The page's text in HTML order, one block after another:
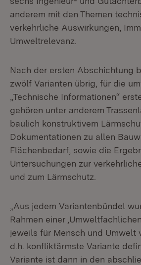
anderem mit den Themen
verkehrliche Auswirkungen,
Umweltrelevanz.
Nach der ersten Abschichtung
zwölf Varianten übrig, für die
„Technische Informationen“
gehören unter anderem
baulich konstruktivem
Dokumentationen zu allen
Flächenbedarf, sowie die
Untersuchungen zur
und zum Lärmschutz.
„Aus jedem Variantenbündel
Rahmen einer
jeweils für Mensch und Umwelt
d.h. konfliktärmste Variante
Variante ist dann in den